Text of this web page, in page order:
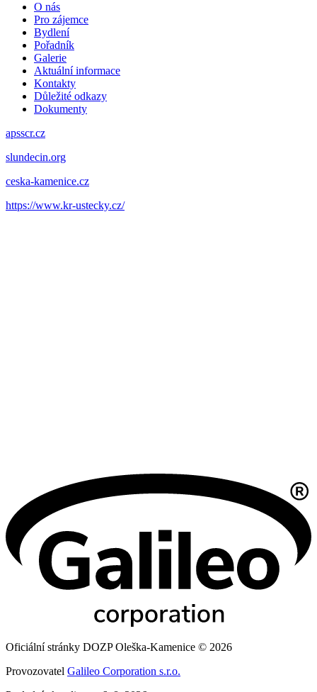
O nás
Pro zájemce
Bydlení
Pořadník
Galerie
Aktuální informace
Kontakty
Důležité odkazy
Dokumenty
apsscr.cz
slundecin.org
ceska-kamenice.cz
https://www.kr-ustecky.cz/
Oficiální stránky DOZP Oleška-Kamenice © 2026
Provozovatel Galileo Corporation s.r.o.